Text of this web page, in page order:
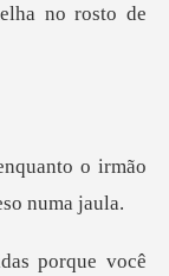
o irmão
porque voc